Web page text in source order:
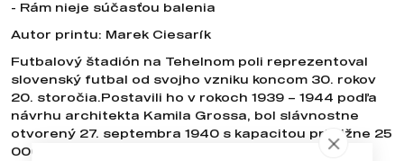
- Rám nieje súčasťou balenia
Autor printu: Marek Ciesarík
Futbalový štadión na Tehelnom poli reprezentoval
slovenský futbal od svojho vzniku koncom 30. rokov
20. storočia.Postavili ho v rokoch 1939 – 1944 podľa
návrhu architekta Kamila Grossa, bol slávnostne
otvorený 27. septembra 1940 s kapacitou približne 25
000 divákov. Už o necelý mesiac, 27. októbra 1940,